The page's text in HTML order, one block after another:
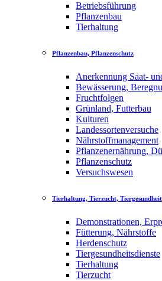
Betriebsführung
Pflanzenbau
Tierhaltung
Pflanzenbau, Pflanzenschutz
Anerkennung Saat-
Bewässerung,
Fruchtfolgen
Grünland, Futterbau
Kulturen
Landessortenversuche
Nährstoffmanagement
Pflanzenernährung,
Pflanzenschutz
Versuchswesen
Tierhaltung, Tierzucht, Tiergesundheit
Demonstrationen,
Fütterung, Nährstoffe
Herdenschutz
Tiergesundheitsdienste
Tierhaltung
Tierzucht